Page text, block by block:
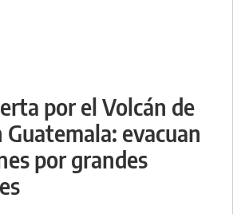
por el Volcán de
Guatemala: evacuan
por grandes